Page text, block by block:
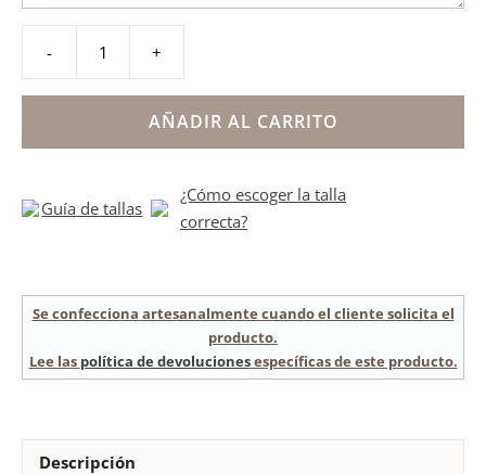
-
hebilla
bordado
azul
cantidad
+
AÑADIR AL CARRITO
Guía de tallas
¿Cómo escoger la talla
correcta?
Se confecciona artesanalmente cuando el cliente solicita el
producto.
Lee las política de devolucionesespecíficas de este producto.
Descripción